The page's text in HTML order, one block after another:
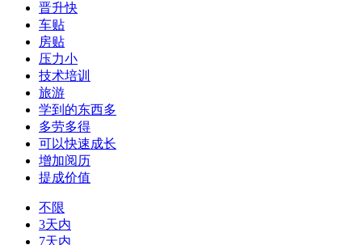
晋升快
车贴
房贴
压力小
技术培训
旅游
学到的东西多
多劳多得
可以快速成长
增加阅历
提成价值
不限
3天内
7天内